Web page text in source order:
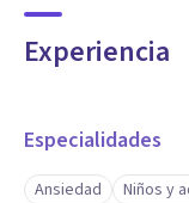
Experiencia
Especialidades
Ansiedad
Niños y